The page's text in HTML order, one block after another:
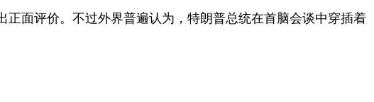
面评价。不过外界普遍认为，特朗普总统在首脑会谈中穿插着